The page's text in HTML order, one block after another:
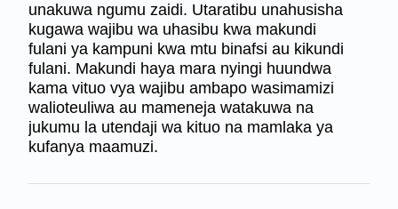
unakuwa ngumu zaidi. Utaratibu unahusisha
kugawa wajibu wa uhasibu kwa makundi
fulani ya kampuni kwa mtu binafsi au kikundi
fulani. Makundi haya mara nyingi huundwa
kama vituo vya wajibu ambapo wasimamizi
walioteuliwa au mameneja watakuwa na
jukumu la utendaji wa kituo na mamlaka ya
kufanya maamuzi.